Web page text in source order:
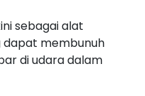
sebagai alat
dapat membunuh
di udara dalam